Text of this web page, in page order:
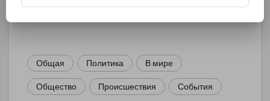
КАТЕГОРИИ
Общая Политика В мире
Общество Происшествия События